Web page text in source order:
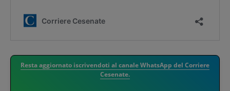
Resta aggiornato iscrivendoti al canale WhatsApp del Corriere
Cesenate.